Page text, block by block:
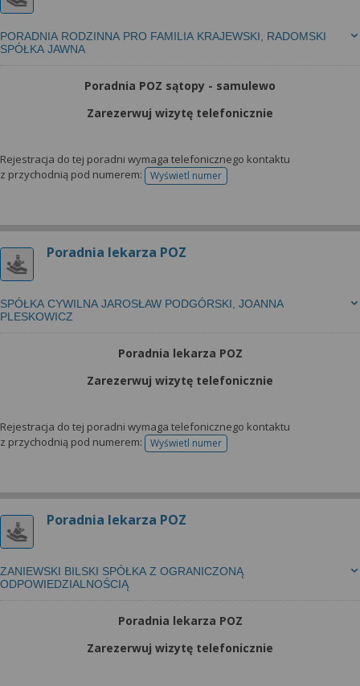
PORADNIA RODZINNA PRO FAMILIA KRAJEWSKI, RADOMSKI
SPÓŁKA JAWNA
Poradnia POZ sątopy - samulewo
Zarezerwuj wizytę telefonicznie
Rejestracja do tej poradni wymaga telefonicznego kontaktu
z przychodnią pod numerem:
Wyświetl numertelefonu do rejestracji
Poradnia lekarza POZ
SPÓŁKA CYWILNA JAROSŁAW PODGÓRSKI, JOANNA
PLESKOWICZ
Poradnia lekarza POZ
Zarezerwuj wizytę telefonicznie
Rejestracja do tej poradni wymaga telefonicznego kontaktu
z przychodnią pod numerem:
Wyświetl numertelefonu do rejestracji
Poradnia lekarza POZ
ZANIEWSKI BILSKI SPÓŁKA Z OGRANICZONĄ
ODPOWIEDZIALNOŚCIĄ
Poradnia lekarza POZ
Zarezerwuj wizytę telefonicznie